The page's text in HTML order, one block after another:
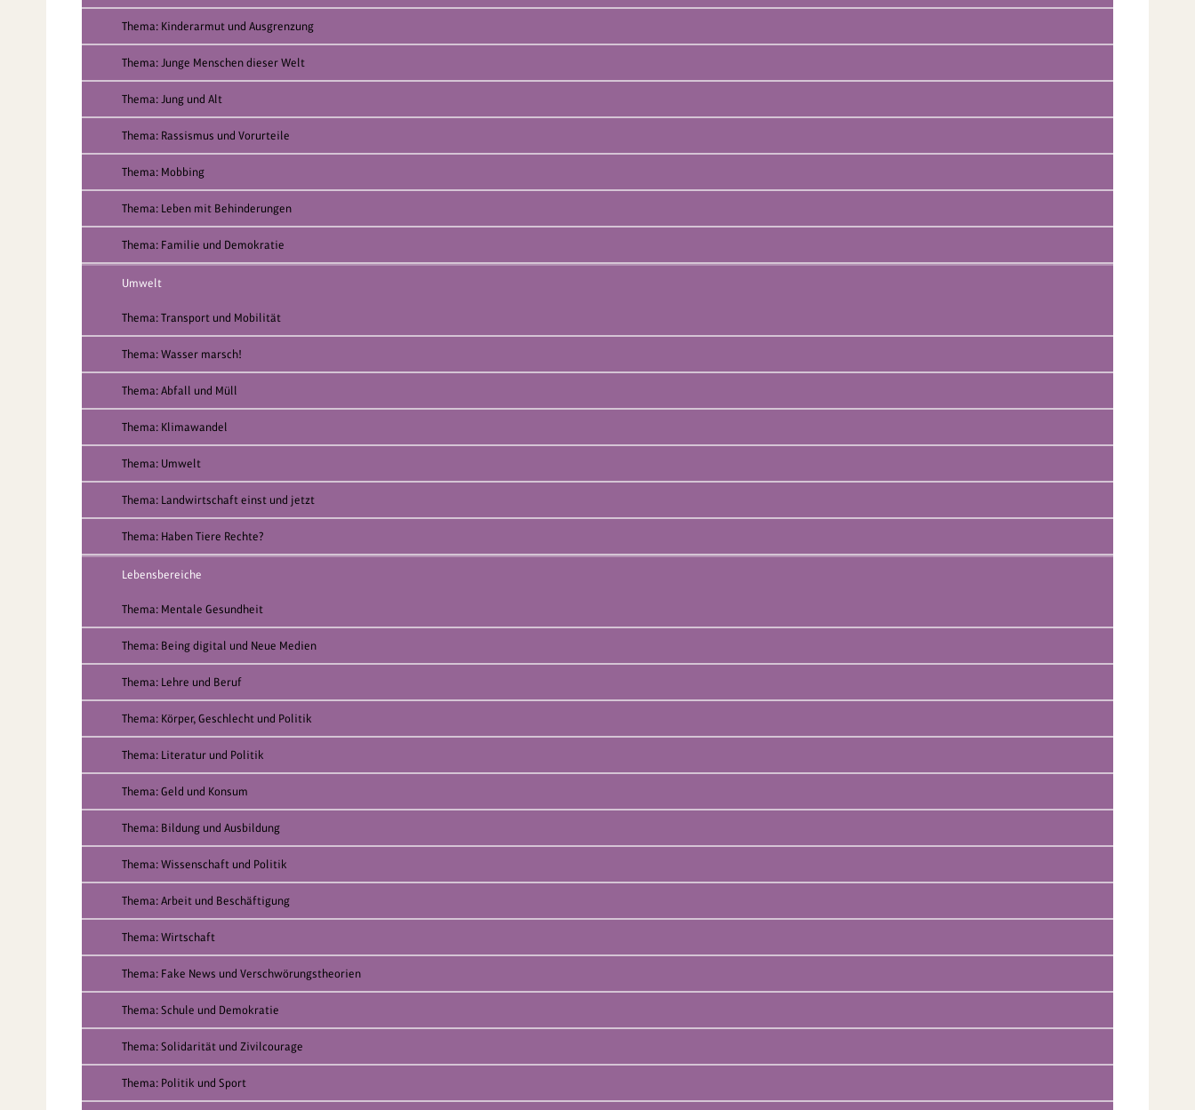
Thema: Kinderarmut und Ausgrenzung
Thema: Junge Menschen dieser Welt
Thema: Jung und Alt
Thema: Rassismus und Vorurteile
Thema: Mobbing
Thema: Leben mit Behinderungen
Thema: Familie und Demokratie
Umwelt
Thema: Transport und Mobilität
Thema: Wasser marsch!
Thema: Abfall und Müll
Thema: Klimawandel
Thema: Umwelt
Thema: Landwirtschaft einst und jetzt
Thema: Haben Tiere Rechte?
Lebensbereiche
Thema: Mentale Gesundheit
Thema: Being digital und Neue Medien
Thema: Lehre und Beruf
Thema: Körper, Geschlecht und Politik
Thema: Literatur und Politik
Thema: Geld und Konsum
Thema: Bildung und Ausbildung
Thema: Wissenschaft und Politik
Thema: Arbeit und Beschäftigung
Thema: Wirtschaft
Thema: Fake News und Verschwörungstheorien
Thema: Schule und Demokratie
Thema: Solidarität und Zivilcourage
Thema: Politik und Sport